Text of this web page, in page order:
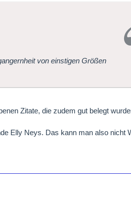
von einstigen Größen
Zitate, die zudem gut belegt
Elly Neys. Das kann man also nicht